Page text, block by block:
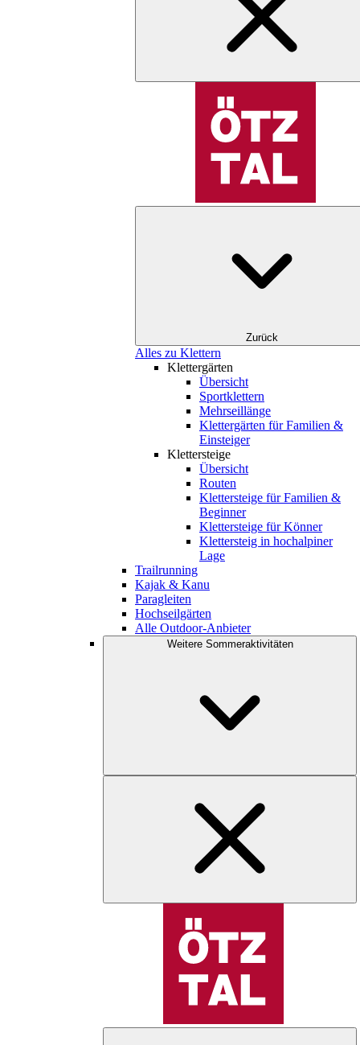
Zurück
Alles zu Klettern
Klettergärten
Übersicht
Sportklettern
Mehrseillänge
Klettergärten für Familien &
Einsteiger
Klettersteige
Übersicht
Routen
Klettersteige für Familien &
Beginner
Klettersteige für Könner
Klettersteig in hochalpiner
Lage
Trailrunning
Kajak & Kanu
Paragleiten
Hochseilgärten
Alle Outdoor-Anbieter
Weitere Sommeraktivitäten